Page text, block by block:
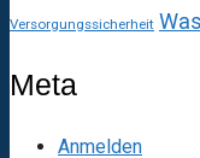
Versorgungssicherheit
Meta
Anmelden